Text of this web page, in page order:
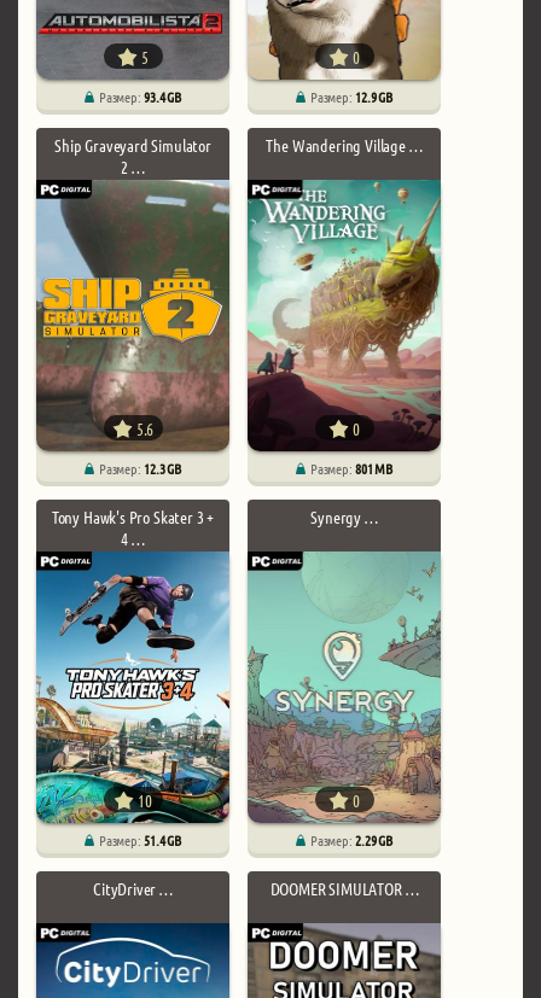
5
Размер:93.4 GB
0
Размер: 12.9 GB
Ship Graveyard Simulator
2 …
5.6
Размер: 12.3 GB
The Wandering Village …
0
Размер:801 MB
Tony Hawk's Pro Skater 3 +
4 …
10
Размер:51.4 GB
Synergy …
0
Размер:2.29 GB
CityDriver … DOOMER SIMULATOR …